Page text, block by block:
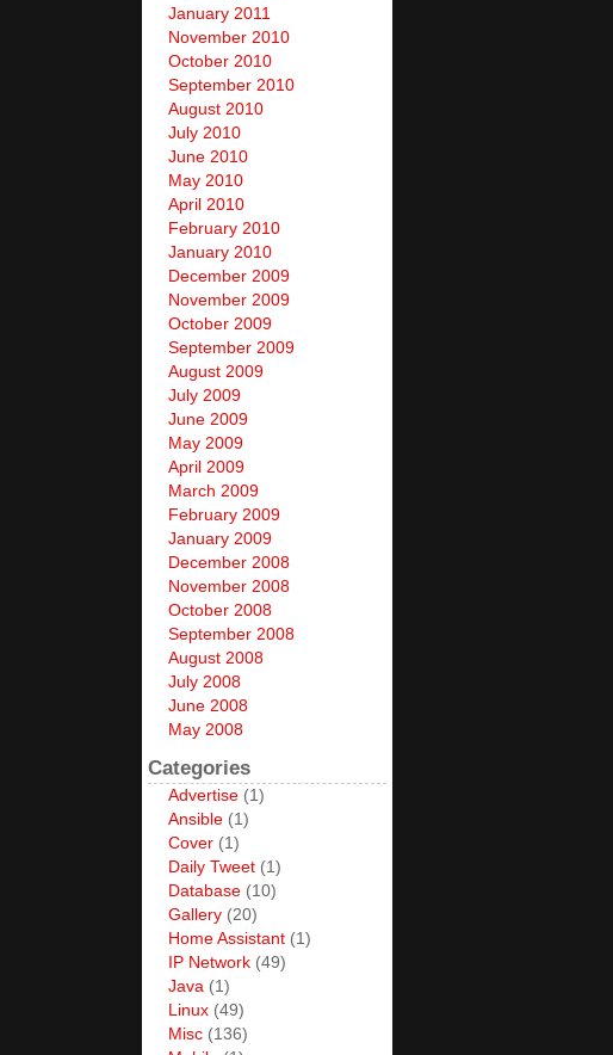
January 2011
November 2010
October 2010
September 2010
August 2010
July 2010
June 2010
May 2010
April 2010
February 2010
January 2010
December 2009
November 2009
October 2009
September 2009
August 2009
July 2009
June 2009
May 2009
April 2009
March 2009
February 2009
January 2009
December 2008
November 2008
October 2008
September 2008
August 2008
July 2008
June 2008
May 2008
Categories
Advertise (1)
Ansible (1)
Cover (1)
Daily Tweet (1)
Database (10)
Gallery (20)
Home Assistant (1)
IP Network (49)
Java (1)
Linux (49)
Misc (136)